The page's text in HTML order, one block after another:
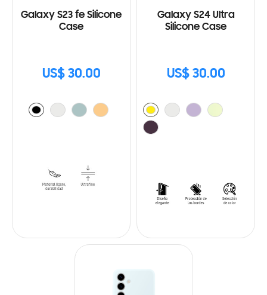
Galaxy S23 fe Silicone
Case
US$ 30.00
Galaxy S24 Ultra
Silicone Case
US$ 30.00